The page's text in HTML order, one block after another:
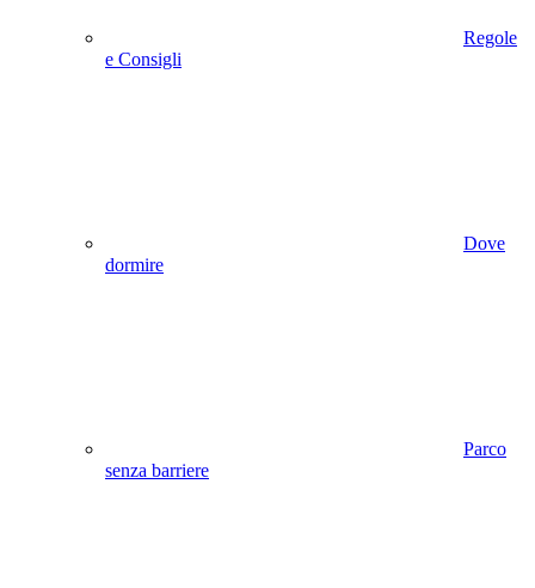
Regole
e Consigli
Dove
dormire
Parco
senza barriere